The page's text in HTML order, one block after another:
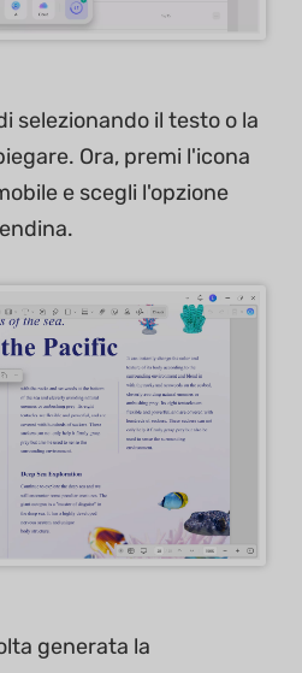
selezionando il testo o la
Ora, premi l'icona
e scegli l'opzione
generata la